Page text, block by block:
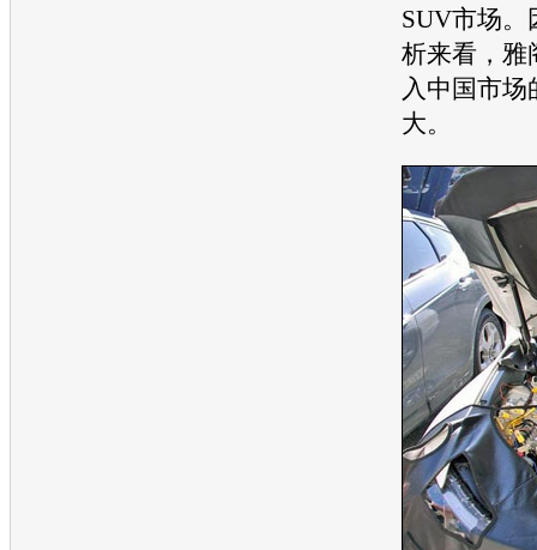
SUV市场。
析来看， 雅
入中国市
大。